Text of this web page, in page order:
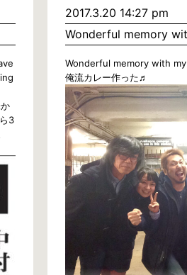
3
2017.3.20 14:27 pm
Wonderful memory
Wonderful memory with
俺流カレー作った♬